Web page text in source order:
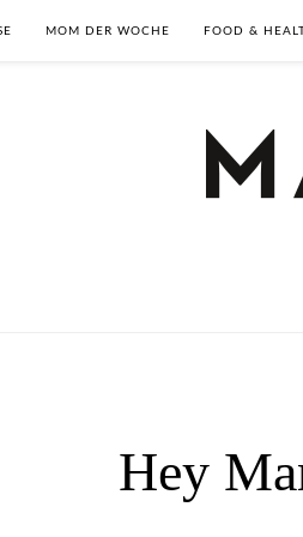
MOM DER WOCHE FOOD &
Hey